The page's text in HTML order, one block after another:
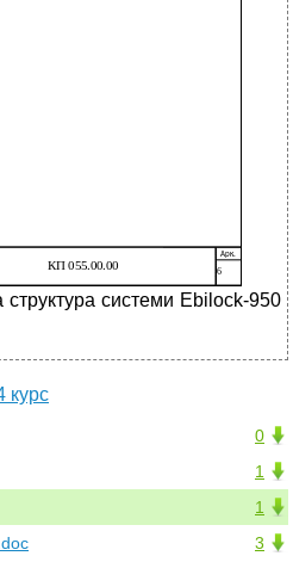
системи Ebilock-950
курс
0
1
1
3